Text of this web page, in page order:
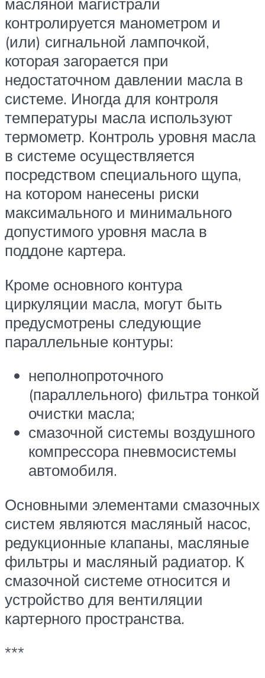
контролируется манометром и
(или) сигнальной лампочкой,
которая загорается при
недостаточном давлении масла в
системе. Иногда для контроля
температуры масла используют
термометр. Контроль уровня масла
в системе осуществляется
посредством специального щупа,
на котором нанесены риски
максимального и минимального
допустимого уровня масла в
поддоне картера.
Кроме основного контура
циркуляции масла, могут быть
предусмотрены следующие
параллельные контуры:
неполнопроточного
(параллельного) фильтра тонкой
очистки масла;
смазочной системы воздушного
компрессора пневмосистемы
автомобиля.
Основными элементами смазочных
систем являются масляный насос,
редукционные клапаны, масляные
фильтры и масляный радиатор. К
смазочной системе относится и
устройство для вентиляции
картерного пространства.
***